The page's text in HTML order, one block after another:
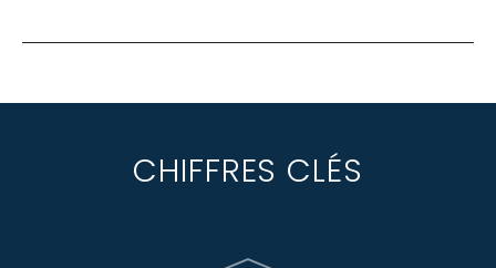
CHIFFRES CLÉS